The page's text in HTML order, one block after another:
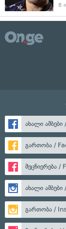
8
ახალი
გართობა /
მეცნიერება /
ახალი
გართობა /